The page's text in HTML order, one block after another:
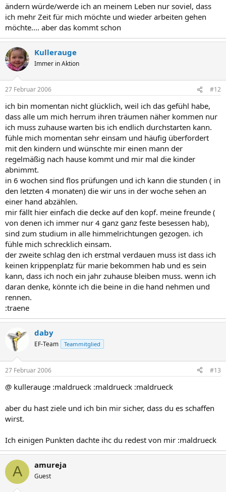
ändern würde/werde ich an meinem Leben nur soviel, dass
ich mehr Zeit für mich möchte und wieder arbeiten gehen
möchte.... aber das kommt schon
Kullerauge
Immer in Aktion
27 Februar 2006 #12
ich bin momentan nicht glücklich, weil ich das gefühl habe,
dass alle um mich herrum ihren träumen näher kommen nur
ich muss zuhause warten bis ich endlich durchstarten kann.
fühle mich momentan sehr einsam und häufig überfordert
mit den kindern und wünschte mir einen mann der
regelmäßig nach hause kommt und mir mal die kinder
abnimmt.
in 6 wochen sind flos prüfungen und ich kann die stunden ( in
den letzten 4 monaten) die wir uns in der woche sehen an
einer hand abzählen.
mir fällt hier einfach die decke auf den kopf. meine freunde (
von denen ich immer nur 4 ganz ganz feste besessen hab),
sind zum studium in alle himmelrichtungen gezogen. ich
fühle mich schrecklich einsam.
der zweite schlag den ich erstmal verdauen muss ist dass ich
keinen krippenplatz für marie bekommen hab und es sein
kann, dass ich noch ein jahr zuhause bleiben muss. wenn ich
daran denke, könnte ich die beine in die hand nehmen und
rennen.
:traene
daby
EF-Team Teammitglied
27 Februar 2006 #13
@ kullerauge :maldrueck :maldrueck :maldrueck
aber du hast ziele und ich bin mir sicher, dass du es schaffen
wirst.
Ich einigen Punkten dachte ihc du redest von mir :maldrueck
A amureja
Guest